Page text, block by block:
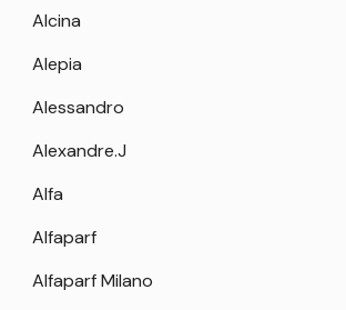
Alcina
Alepia
Alessandro
Alexandre.J
Alfa
Alfaparf
Alfaparf Milano